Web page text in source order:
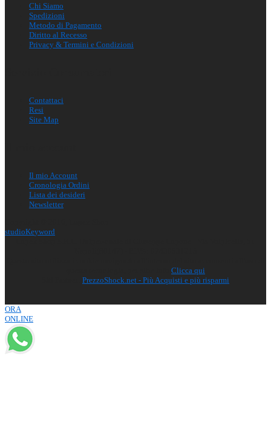
Chi Siamo
Spedizioni
Metodo di Pagamento
Diritto al Recesso
Privacy & Termini e Condizioni
Contattaci
Resi
Site Map
Il mio Account
Cronologia Ordini
Lista dei desideri
Newsletter
studioKeyword
Clicca qui
PrezzoShock.net - Più Acquisti e più risparmi
ORA
ONLINE